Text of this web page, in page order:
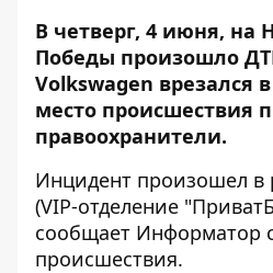
В четверг, 4 июня, на
Победы произошло
Volkswagen врезался
место происшествия
правоохранители.
Инцидент произошел
(VIP-отделение
сообщает Информатор
происшествия.